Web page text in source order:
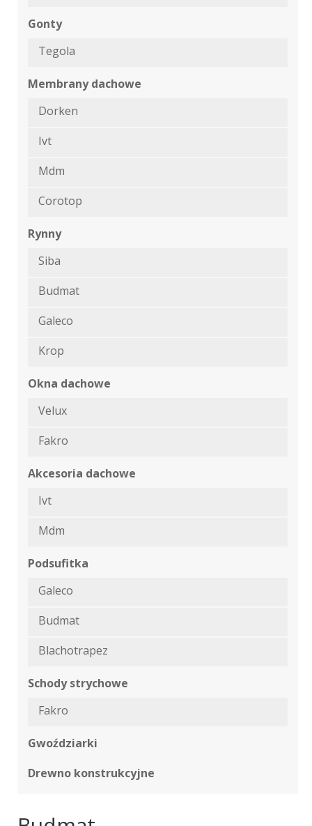
Gonty
Tegola
Membrany dachowe
Dorken
Ivt
Mdm
Corotop
Rynny
Siba
Budmat
Galeco
Krop
Okna dachowe
Velux
Fakro
Akcesoria dachowe
Ivt
Mdm
Podsufitka
Galeco
Budmat
Blachotrapez
Schody strychowe
Fakro
Gwoździarki
Drewno konstrukcyjne